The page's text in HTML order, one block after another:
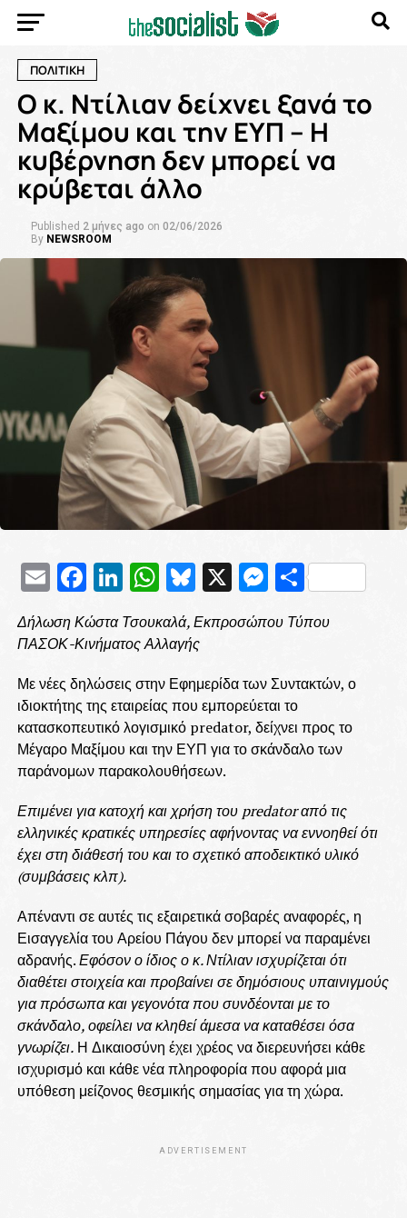
ΠΟΛΙΤΙΚΗ
Ο κ. Ντίλιαν δείχνει ξανά το
Μαξίμου και την ΕΥΠ – Η
κυβέρνηση δεν μπορεί να
κρύβεται άλλο
Published 2 μήνες ago on 02/06/2026
By NEWSROOM
EmailFacebook
LinkedIn
WhatsApp
Bluesky
X
Δήλωση Κώστα Τσουκαλά, Εκπροσώπου Τύπου
ΠΑΣΟΚ-Κινήματος Αλλαγής
Με νέες δηλώσεις στην Εφημερίδα των Συντακτών, ο
ιδιοκτήτης της εταιρείας που εμπορεύεται το
κατασκοπευτικό λογισμικό predator, δείχνει προς το
Μέγαρο Μαξίμου και την ΕΥΠ για το σκάνδαλο των
παράνομων παρακολουθήσεων.
Επιμένει για κατοχή και χρήση του predator από τις
ελληνικές κρατικές υπηρεσίες αφήνοντας να εννοηθεί ότι
έχει στη διάθεσή του και το σχετικό αποδεικτικό υλικό
(συμβάσεις κλπ).
Απέναντι σε αυτές τις εξαιρετικά σοβαρές αναφορές, η
Εισαγγελία του Αρείου Πάγου δεν μπορεί να παραμένει
αδρανής.Εφόσον ο ίδιος ο κ. Ντίλιαν ισχυρίζεται ότι
διαθέτει στοιχεία και προβαίνει σε δημόσιους υπαινιγμούς
για πρόσωπα και γεγονότα που συνδέονται με το
σκάνδαλο, οφείλει να κληθεί άμεσα να καταθέσει όσα
γνωρίζει.Η Δικαιοσύνη έχει χρέος να διερευνήσει κάθε
ισχυρισμό και κάθε νέα πληροφορία που αφορά μια
υπόθεση μείζονος θεσμικής σημασίας για τη χώρα.
ADVERTISEMENT